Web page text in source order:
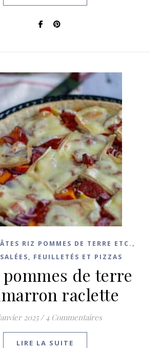
RIZ POMMES DE TERRE ETC. ,
FEUILLETÉS ET PIZZAS
de terre
raclette
2025/ 4 Commentaires
LIRE LA SUITE